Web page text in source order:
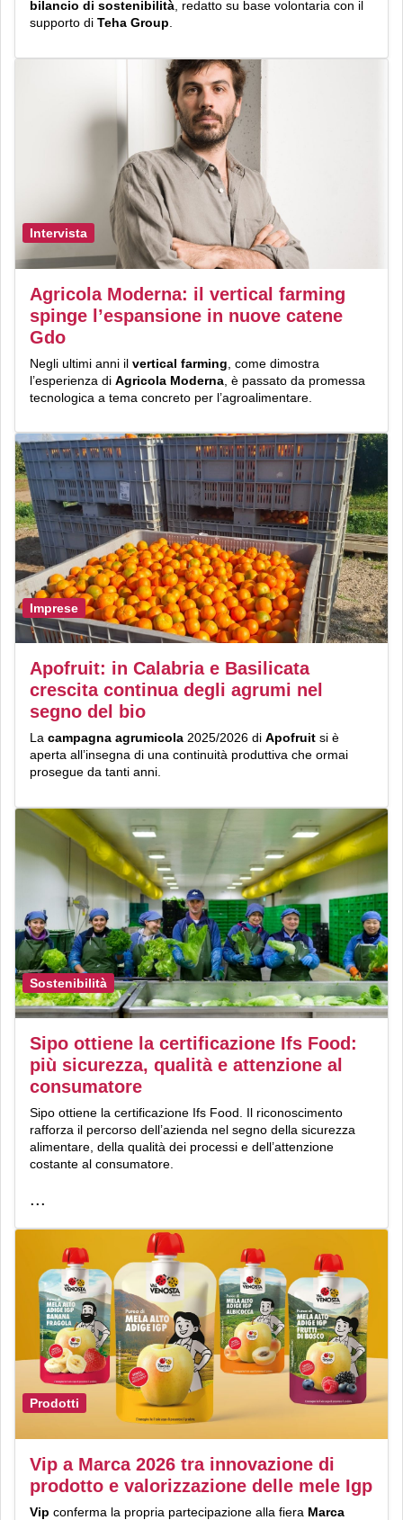
bilancio di sostenibilità , redatto su base volontaria con il
supporto di Teha Group
Intervista
Agricola Moderna: il vertical farming
spinge l’espansione in nuove catene
Gdo
Negli ultimi anni il vertical farming , come dimostra
l’esperienza di Agricola Moderna , è passato da promessa
tecnologica a tema concreto per l’agroalimentare.
Imprese
Apofruit: in Calabria e Basilicata
crescita continua degli agrumi nel
segno del bio
La campagna agrumicola 2025/2026 di Apofruit si è
aperta all’insegna di una continuità produttiva che ormai
prosegue da tanti anni.
Sostenibilità
Sipo ottiene la certificazione Ifs Food:
più sicurezza, qualità e attenzione al
consumatore
Sipo ottiene la certificazione Ifs Food. Il riconoscimento
rafforza il percorso dell’azienda nel segno della sicurezza
alimentare, della qualità dei processi e dell’attenzione
costante al consumatore.
...
Prodotti
Vip a Marca 2026 tra innovazione di
prodotto e valorizzazione delle mele Igp
Vip conferma la propria partecipazione alla fiera Marca